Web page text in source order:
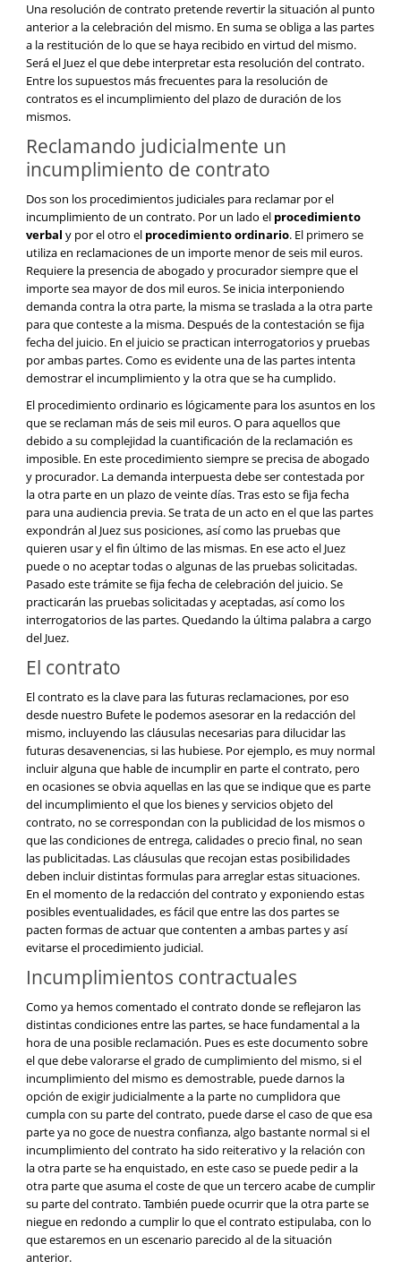
Una resolución de contrato pretende revertir la situación al punto
anterior a la celebración del mismo. En suma se obliga a las partes
a la restitución de lo que se haya recibido en virtud del mismo.
Será el Juez el que debe interpretar esta resolución del contrato.
Entre los supuestos más frecuentes para la resolución de
contratos es el incumplimiento del plazo de duración de los
mismos.
Reclamando judicialmente un
incumplimiento de contrato
Dos son los procedimientos judiciales para reclamar por el
incumplimiento de un contrato. Por un lado el procedimiento
verbal y por el otro el procedimiento ordinario. El primero se
utiliza en reclamaciones de un importe menor de seis mil euros.
Requiere la presencia de abogado y procurador siempre que el
importe sea mayor de dos mil euros. Se inicia interponiendo
demanda contra la otra parte, la misma se traslada a la otra parte
para que conteste a la misma. Después de la contestación se fija
fecha del juicio. En el juicio se practican interrogatorios y pruebas
por ambas partes. Como es evidente una de las partes intenta
demostrar el incumplimiento y la otra que se ha cumplido.
El procedimiento ordinario es lógicamente para los asuntos en los
que se reclaman más de seis mil euros. O para aquellos que
debido a su complejidad la cuantificación de la reclamación es
imposible. En este procedimiento siempre se precisa de abogado
y procurador. La demanda interpuesta debe ser contestada por
la otra parte en un plazo de veinte días. Tras esto se fija fecha
para una audiencia previa. Se trata de un acto en el que las partes
expondrán al Juez sus posiciones, así como las pruebas que
quieren usar y el fin último de las mismas. En ese acto el Juez
puede o no aceptar todas o algunas de las pruebas solicitadas.
Pasado este trámite se fija fecha de celebración del juicio. Se
practicarán las pruebas solicitadas y aceptadas, así como los
interrogatorios de las partes. Quedando la última palabra a cargo
del Juez.
El contrato
El contrato es la clave para las futuras reclamaciones, por eso
desde nuestro Bufete le podemos asesorar en la redacción del
mismo, incluyendo las cláusulas necesarias para dilucidar las
futuras desavenencias, si las hubiese. Por ejemplo, es muy normal
incluir alguna que hable de incumplir en parte el contrato, pero
en ocasiones se obvia aquellas en las que se indique que es parte
del incumplimiento el que los bienes y servicios objeto del
contrato, no se correspondan con la publicidad de los mismos o
que las condiciones de entrega, calidades o precio final, no sean
las publicitadas. Las cláusulas que recojan estas posibilidades
deben incluir distintas formulas para arreglar estas situaciones.
En el momento de la redacción del contrato y exponiendo estas
posibles eventualidades, es fácil que entre las dos partes se
pacten formas de actuar que contenten a ambas partes y así
evitarse el procedimiento judicial.
Incumplimientos contractuales
Como ya hemos comentado el contrato donde se reflejaron las
distintas condiciones entre las partes, se hace fundamental a la
hora de una posible reclamación. Pues es este documento sobre
el que debe valorarse el grado de cumplimiento del mismo, si el
incumplimiento del mismo es demostrable, puede darnos la
opción de exigir judicialmente a la parte no cumplidora que
cumpla con su parte del contrato, puede darse el caso de que esa
parte ya no goce de nuestra confianza, algo bastante normal si el
incumplimiento del contrato ha sido reiterativo y la relación con
la otra parte se ha enquistado, en este caso se puede pedir a la
otra parte que asuma el coste de que un tercero acabe de cumplir
su parte del contrato. También puede ocurrir que la otra parte se
niegue en redondo a cumplir lo que el contrato estipulaba, con lo
que estaremos en un escenario parecido al de la situación
anterior.